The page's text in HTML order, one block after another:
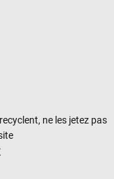
ne les jetez pas